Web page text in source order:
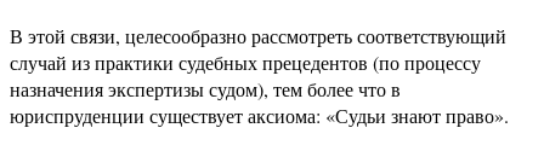
В этой связи, целесообразно рассмотреть соответствующий
случай из практики судебных прецедентов (по процессу
назначения экспертизы судом), тем более что в
юриспруденции существует аксиома: «Судьи знают право».